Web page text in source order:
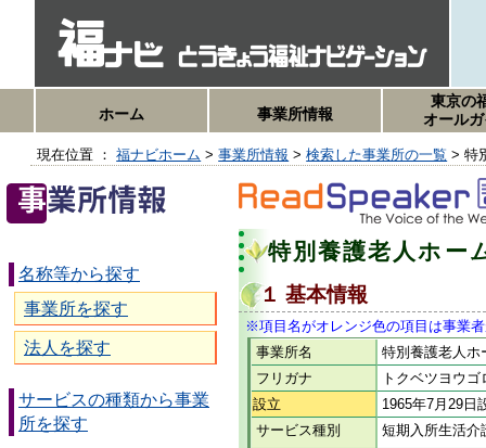
ホーム 事業所情報
東京の
オール
現在位置 ：福ナビホーム >事業所情報 >検索した事業所の一覧 > 特
名称等から探す
事業所を探す
法人を探す
サービスの種類から事業
所を探す
特別養護老人ホー
１ 基本情報
※項目名がオレンジ色の項目は事業
事業所名
特別養護老人ホ
フリガナ
トクベツヨウ
設立
1965年7月29
サービス種別
短期入所生活